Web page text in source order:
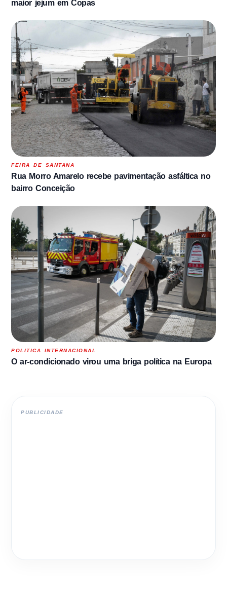
maior jejum em Copas
FEIRA DE SANTANA
Rua Morro Amarelo recebe pavimentação asfáltica no
bairro Conceição
POLITICA INTERNACIONAL
O ar-condicionado virou uma briga política na Europa
PUBLICIDADE